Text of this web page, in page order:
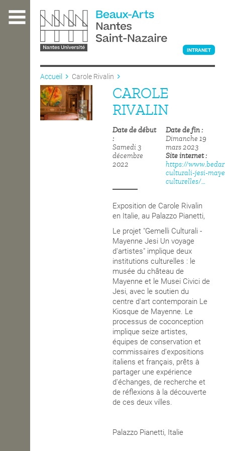
contenu
L'ÉCOLE
INTRANET
Accueil Carole Rivalin
CAROLE
RIVALIN
Date de début
Samedi 3
décembre
2022
Date de fin
Dimanche 19
mars 2023
Site internet
https://
culturali-jesi-
culturelles/…
Exposition de Carole Rivalin
en Italie, au Palazzo Pianetti,
Le projet "Gemelli Culturali -
Mayenne Jesi Un voyage
d'artistes" implique deux
institutions culturelles : le
musée du château de
Mayenne et le Musei Civici de
Jesi, avec le soutien du
centre d'art contemporain Le
Kiosque de Mayenne. Le
processus de coconception
implique seize artistes,
équipes de conservation et
commissaires d'expositions
italiens et français, prêts à
partager une expérience
d'échanges, de recherche et
de réflexions à la découverte
de ces deux villes.
Palazzo Pianetti, Italie